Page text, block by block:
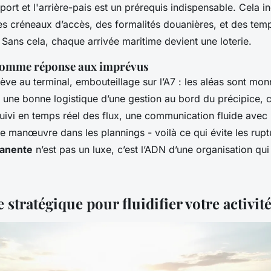
et l'arrière-pais est un prérequis indispensable. Cela
créneaux d’accès, des formalités douanières, et des
cela, chaque arrivée maritime devient une loterie.
réponse aux imprévus
au terminal, embouteillage sur l’A7 : les aléas sont
bonne logistique d’une gestion au bord du précipice,
en temps réel des flux, une communication fluide avec
manœuvre dans les plannings - voilà ce qui évite les
n’est pas un luxe, c’est l’ADN d’une organisation
stratégique pour fluidifier votre activité